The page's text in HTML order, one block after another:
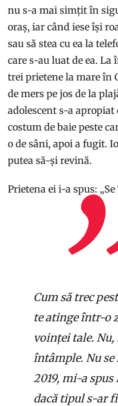
nu s-a mai simțit în
oraș, iar când iese își
sau să stea cu ea la
care s-au luat de ea. La
trei prietene la mare în
de mers pe jos de la
adolescent s-a
costum de baie peste
o de sâni, apoi a fugit.
putea să-și revină.
Prietena ei i-a spus:
Cum să trec
te atinge într-o
voinței tale. Nu,
întâmple. Nu se
2019, mi-a
dacă tipul s-ar